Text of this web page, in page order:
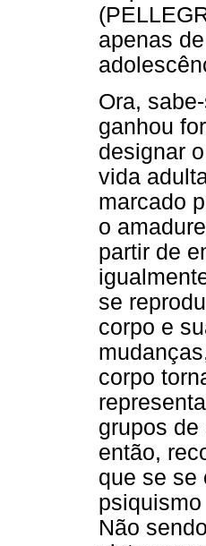
apenas
Ora,
ganhou
designar
vida
marcado
o
partir de
se
corpo e
corpo
grupos
então,
que se se
Não